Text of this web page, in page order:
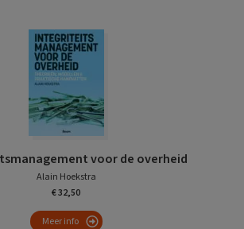
voor de overheid
Alain Hoekstra
€ 32,50
Meer info